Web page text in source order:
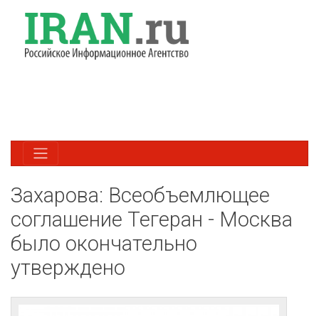
Захарова: Всеобъемлющее
соглашение Тегеран - Москва
было окончательно
утверждено